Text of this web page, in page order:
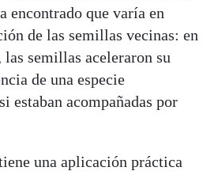
encontrado que varía en
de las semillas vecinas: en
las semillas aceleraron su
de una especie
estaban acompañadas por
una aplicación práctica